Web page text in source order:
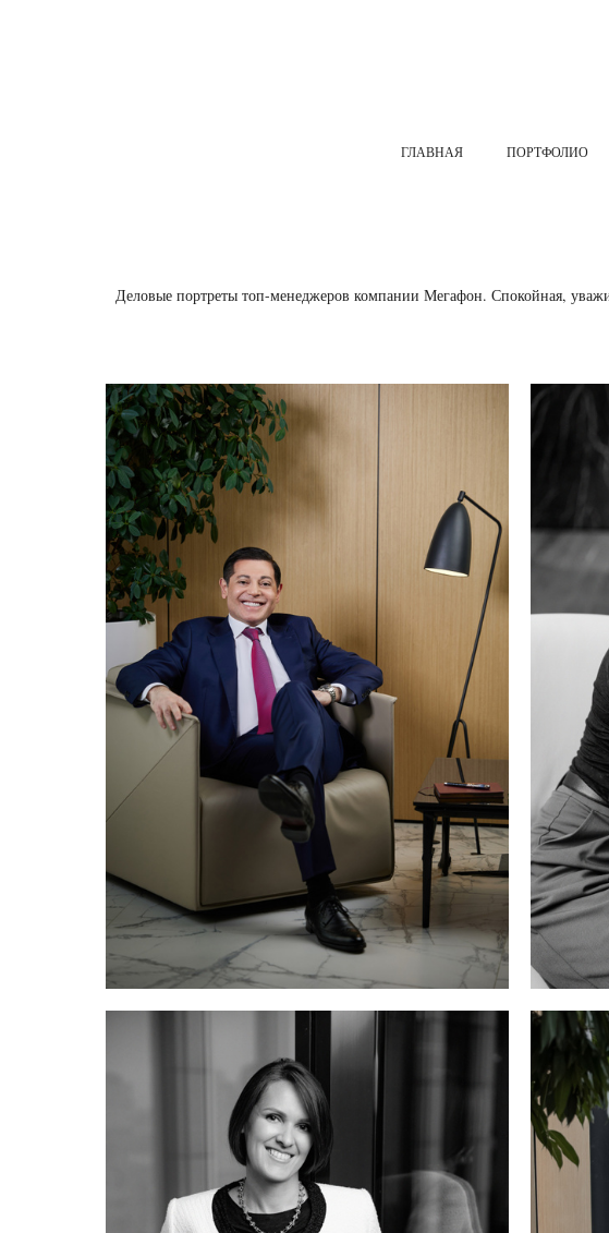
ГЛАВНАЯ ПОРТФОЛИО
Деловые портреты топ-менеджеров компании Мегафон. Спокойная,
генеральный директор Мегафон Помбухчан Хачатур